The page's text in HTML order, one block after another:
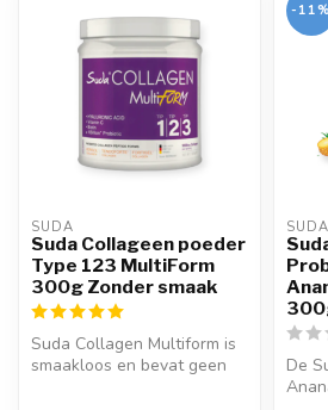
SUDA
Suda Collageen poeder
Type 123 MultiForm
300g Zonder smaak
Suda Collagen Multiform is
smaakloos en bevat geen
-11%
De